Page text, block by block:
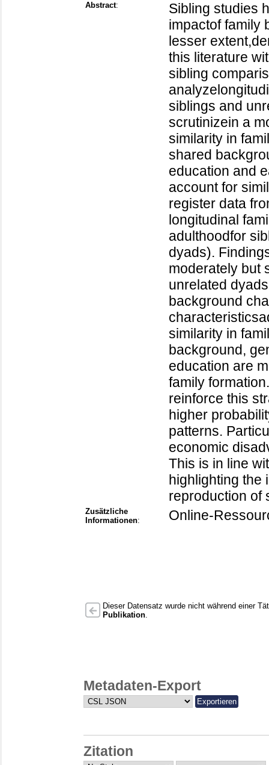
Abstract:
Sibling studies
impactof family
lesser
this literature
sibling
siblings and
scrutinizein a
similarity in
shared
education and
account for
register data
longitudinal
adulthoodfor
dyads).
moderately but
unrelated
background
similarity in
background,
education are
family
reinforce this
higher
patterns.
economic
This is in line
highlighting the
reproduction of
Zusätzliche
Informationen: Online-
Dieser Datensatz wurde nicht während einer
Publikation
Metadaten-Export
Zitation